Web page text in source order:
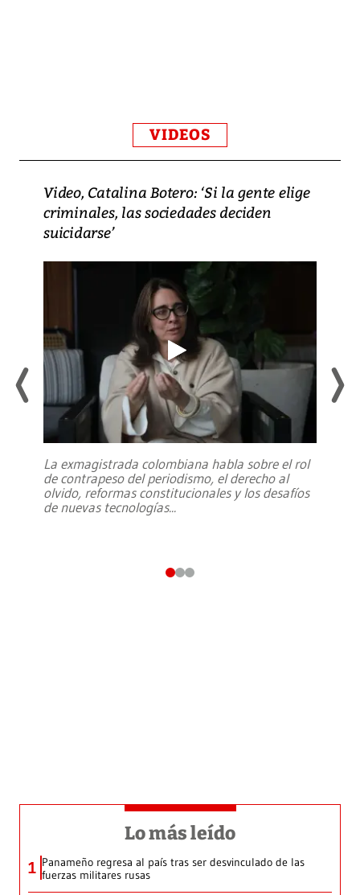
VIDEOS
Video, Catalina Botero: ‘Si la gente elige
criminales, las sociedades deciden
suicidarse’
La exmagistrada colombiana habla sobre el rol
de contrapeso del periodismo, el derecho al
olvido, reformas constitucionales y los desafíos
de nuevas tecnologías...
Lo más leído
1 Panameño regresa al país tras ser desvinculado de las
fuerzas militares rusas